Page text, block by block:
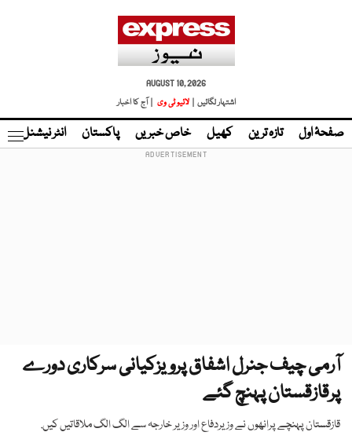
AUGUST 10, 2026
اشتہار لگائیں |
لائیو ٹی وی | آج کا اخبار
صفحۂ اول تازہ ترین کھیل خاص خبریں پاکستان انٹر نیشنل
آرمی چیف جنرل اشفاق پرویزکیانی سرکاری دورے
پرقازقستان پہنچ گئے
قازقستان پہنچے پرانھوں نے وزیردفاع اور وزیر خارجہ سے الگ الگ ملاقاتیں کیں.